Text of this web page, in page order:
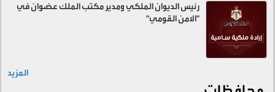
رئيس الديوان الملكي ومدير مكتب الملك عضوان في
"الامن القومي"
المزيد